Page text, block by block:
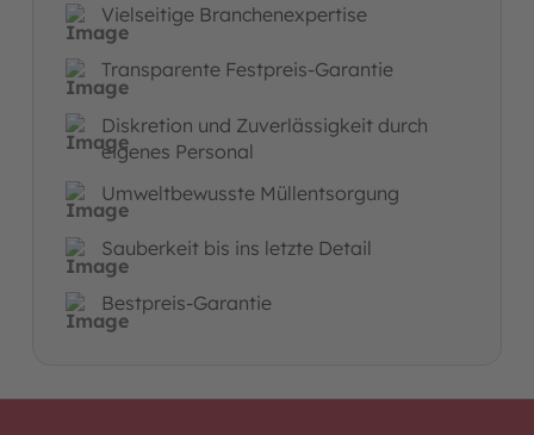
Vielseitige Branchenexpertise
Transparente Festpreis-Garantie
Diskretion und Zuverlässigkeit durch
eigenes Personal
Umweltbewusste Müllentsorgung
Sauberkeit bis ins letzte Detail
Bestpreis-Garantie